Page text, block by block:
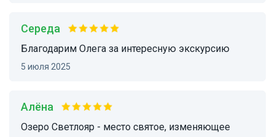
Середа
Благодарим Олега за интересную экскурсию
5 июля 2025
Алёна
Озеро Светлояр - место святое, изменяющее